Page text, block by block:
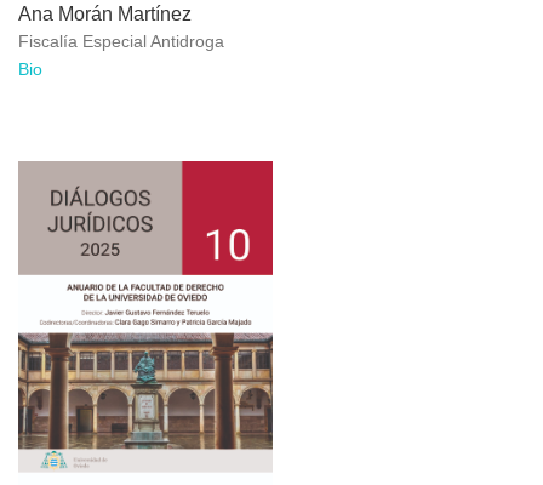
Ana Morán Martínez
Fiscalía Especial Antidroga
Bio